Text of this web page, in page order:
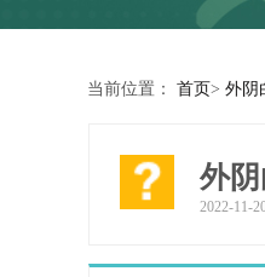
当前位置： 首页> 外阴
外
2022-11-